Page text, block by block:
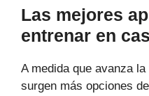
Las mejores
entrenar en
A medida que avanza
surgen más opciones